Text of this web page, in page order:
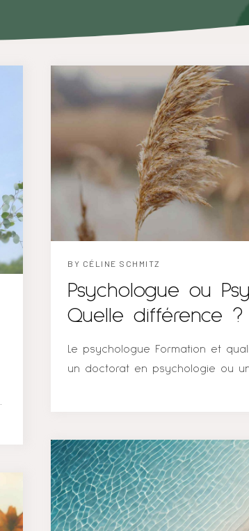
BY CÉLINE SCHMITZ
Psychologue ou
Quelle différence ?
Le psychologue Formation et
un doctorat en psychologie ou
psychologues doivent être
du Québec (OPQ). Rôles et
psychothérapeute s’il pratique la
utilisent la psychothérapie
traiter les troubles mentaux et